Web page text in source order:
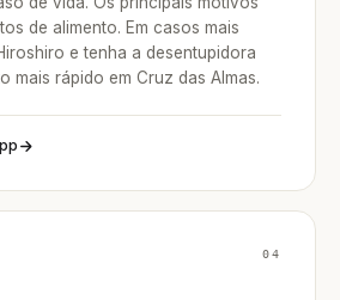
de alimento. Em casos mais
e tenha a desentupidora
mais rápido em Cruz das Almas.
04